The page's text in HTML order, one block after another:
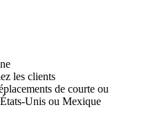
les clients
de courte ou
Unis ou Mexique